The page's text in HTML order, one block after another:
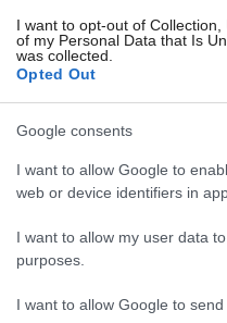
I want to opt-out of
of my Personal Data that Is
was collected.
Opted Out
Google consents
I want to allow Google to
web or device identifiers in
I want to allow my user data
purposes.
I want to allow Google to
W-01 už